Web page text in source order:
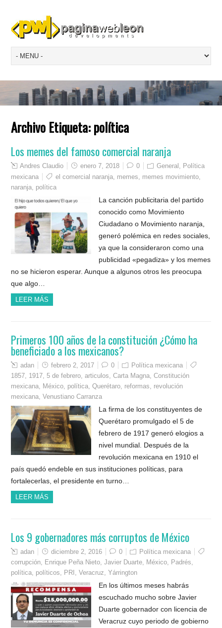
Archivo Etiqueta:política
Los memes del famoso comercial naranja
Andres Claudio enero 7, 2018 0 General
Política
mexicana
el comercial naranja memes memes movimiento
naranja política
La canción publicitaria del partido
conocido como Movimiento
Ciudadano o Movimiento naranja,
generó polémica en redes sociales,
ya que la consideraron como una
publicidad «pegadiza» y los memes
no se hicieron esperar. Aunque a algunos otros les preocupa
que algo…
LEER MÁS
Primeros 100 años de la constitución ¿Cómo ha
beneficiado a los mexicanos?
adan febrero 2, 2017 0
Política mexicana
1857 1917 ,5 de febrero ,articulos ,Carta Magna ,Constitución
mexicana
México política ,Querétaro reformas
revolución
mexicana ,Venustiano Carranza
La firma de los constituyentes de
Querétaro promulgado el 5 de
febrero de 1917 generó elogios a
nivel mundial. Después de la
revolución mexicana en 1910 el
país quedó endeble en sus instituciones políticas, para
fortalecerlas, el presidente en turno…
LEER MÁS
Los 9 gobernadores más corruptos de México
adan diciembre 2, 2016 0
Política mexicana
corrupción
Enrique Peña Nieto ,Javier Duarte México Padrés
política políticos PRI ,Veracruz ,Yárrington
En los últimos meses habrás
escuchado mucho sobre Javier
Duarte gobernador con licencia de
Veracruz cuyo periodo de gobierno